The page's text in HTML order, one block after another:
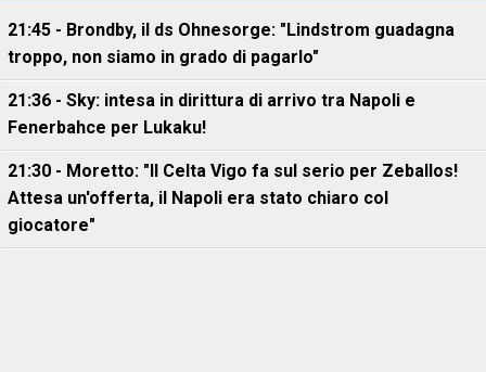
21:45 - Brondby, il ds Ohnesorge: "Lindstrom guadagna
troppo, non siamo in grado di pagarlo"
21:36 - Sky: intesa in dirittura di arrivo tra Napoli e
Fenerbahce per Lukaku!
21:30 - Moretto: "Il Celta Vigo fa sul serio per Zeballos!
Attesa un'offerta, il Napoli era stato chiaro col
giocatore"